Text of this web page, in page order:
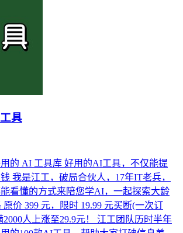
具
的 AI 工具库 好用的AI工具，不仅能提
我是江工，破局合伙人，17年IT老兵，
看懂的方式来陪您学AI，一起探索大龄
价 399 元，限时 19.99 元买断(一次订
人上涨至29.9元！ 江工团队历时半年